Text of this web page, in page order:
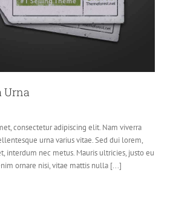
Urna
consectetur adipiscing elit. Nam viverra
urna varius vitae. Sed dui lorem,
interdum nec metus. Mauris ultricies, justo eu
ornare nisi, vitae mattis nulla [...]